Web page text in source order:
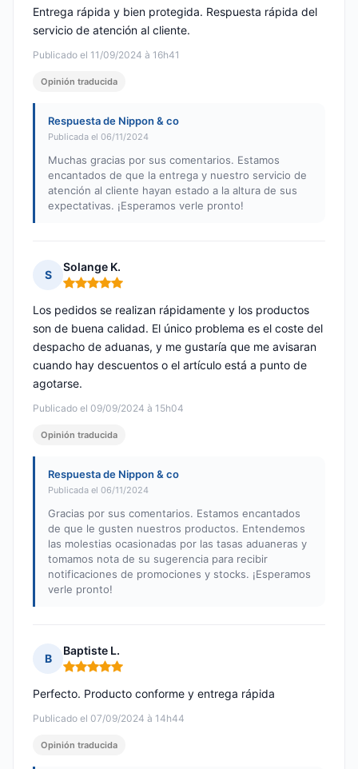
Publicado el 11/09/2024 à 16h41
Entrega rápida y bien protegida. Respuesta rápida del
servicio de atención al cliente.
Opinión traducida
Respuesta de Nippon & co
Publicada el 06/11/2024
Muchas gracias por sus comentarios. Estamos
encantados de que la entrega y nuestro servicio de
atención al cliente hayan estado a la altura de sus
expectativas. ¡Esperamos verle pronto!
S
Solange K.
Nota: 5 de 5
Publicado el 09/09/2024 à 15h04
Los pedidos se realizan rápidamente y los productos
son de buena calidad. El único problema es el coste del
despacho de aduanas, y me gustaría que me avisaran
cuando hay descuentos o el artículo está a punto de
agotarse.
Opinión traducida
Respuesta de Nippon & co
Publicada el 06/11/2024
Gracias por sus comentarios. Estamos encantados
de que le gusten nuestros productos. Entendemos
las molestias ocasionadas por las tasas aduaneras y
tomamos nota de su sugerencia para recibir
notificaciones de promociones y stocks. ¡Esperamos
verle pronto!
B
Baptiste L.
Nota: 5 de 5
Publicado el 07/09/2024 à 14h44
Perfecto. Producto conforme y entrega rápida
Opinión traducida